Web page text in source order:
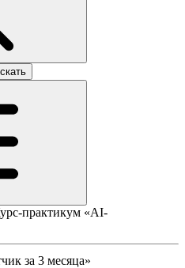
практикум «AI-
за 3 месяца»